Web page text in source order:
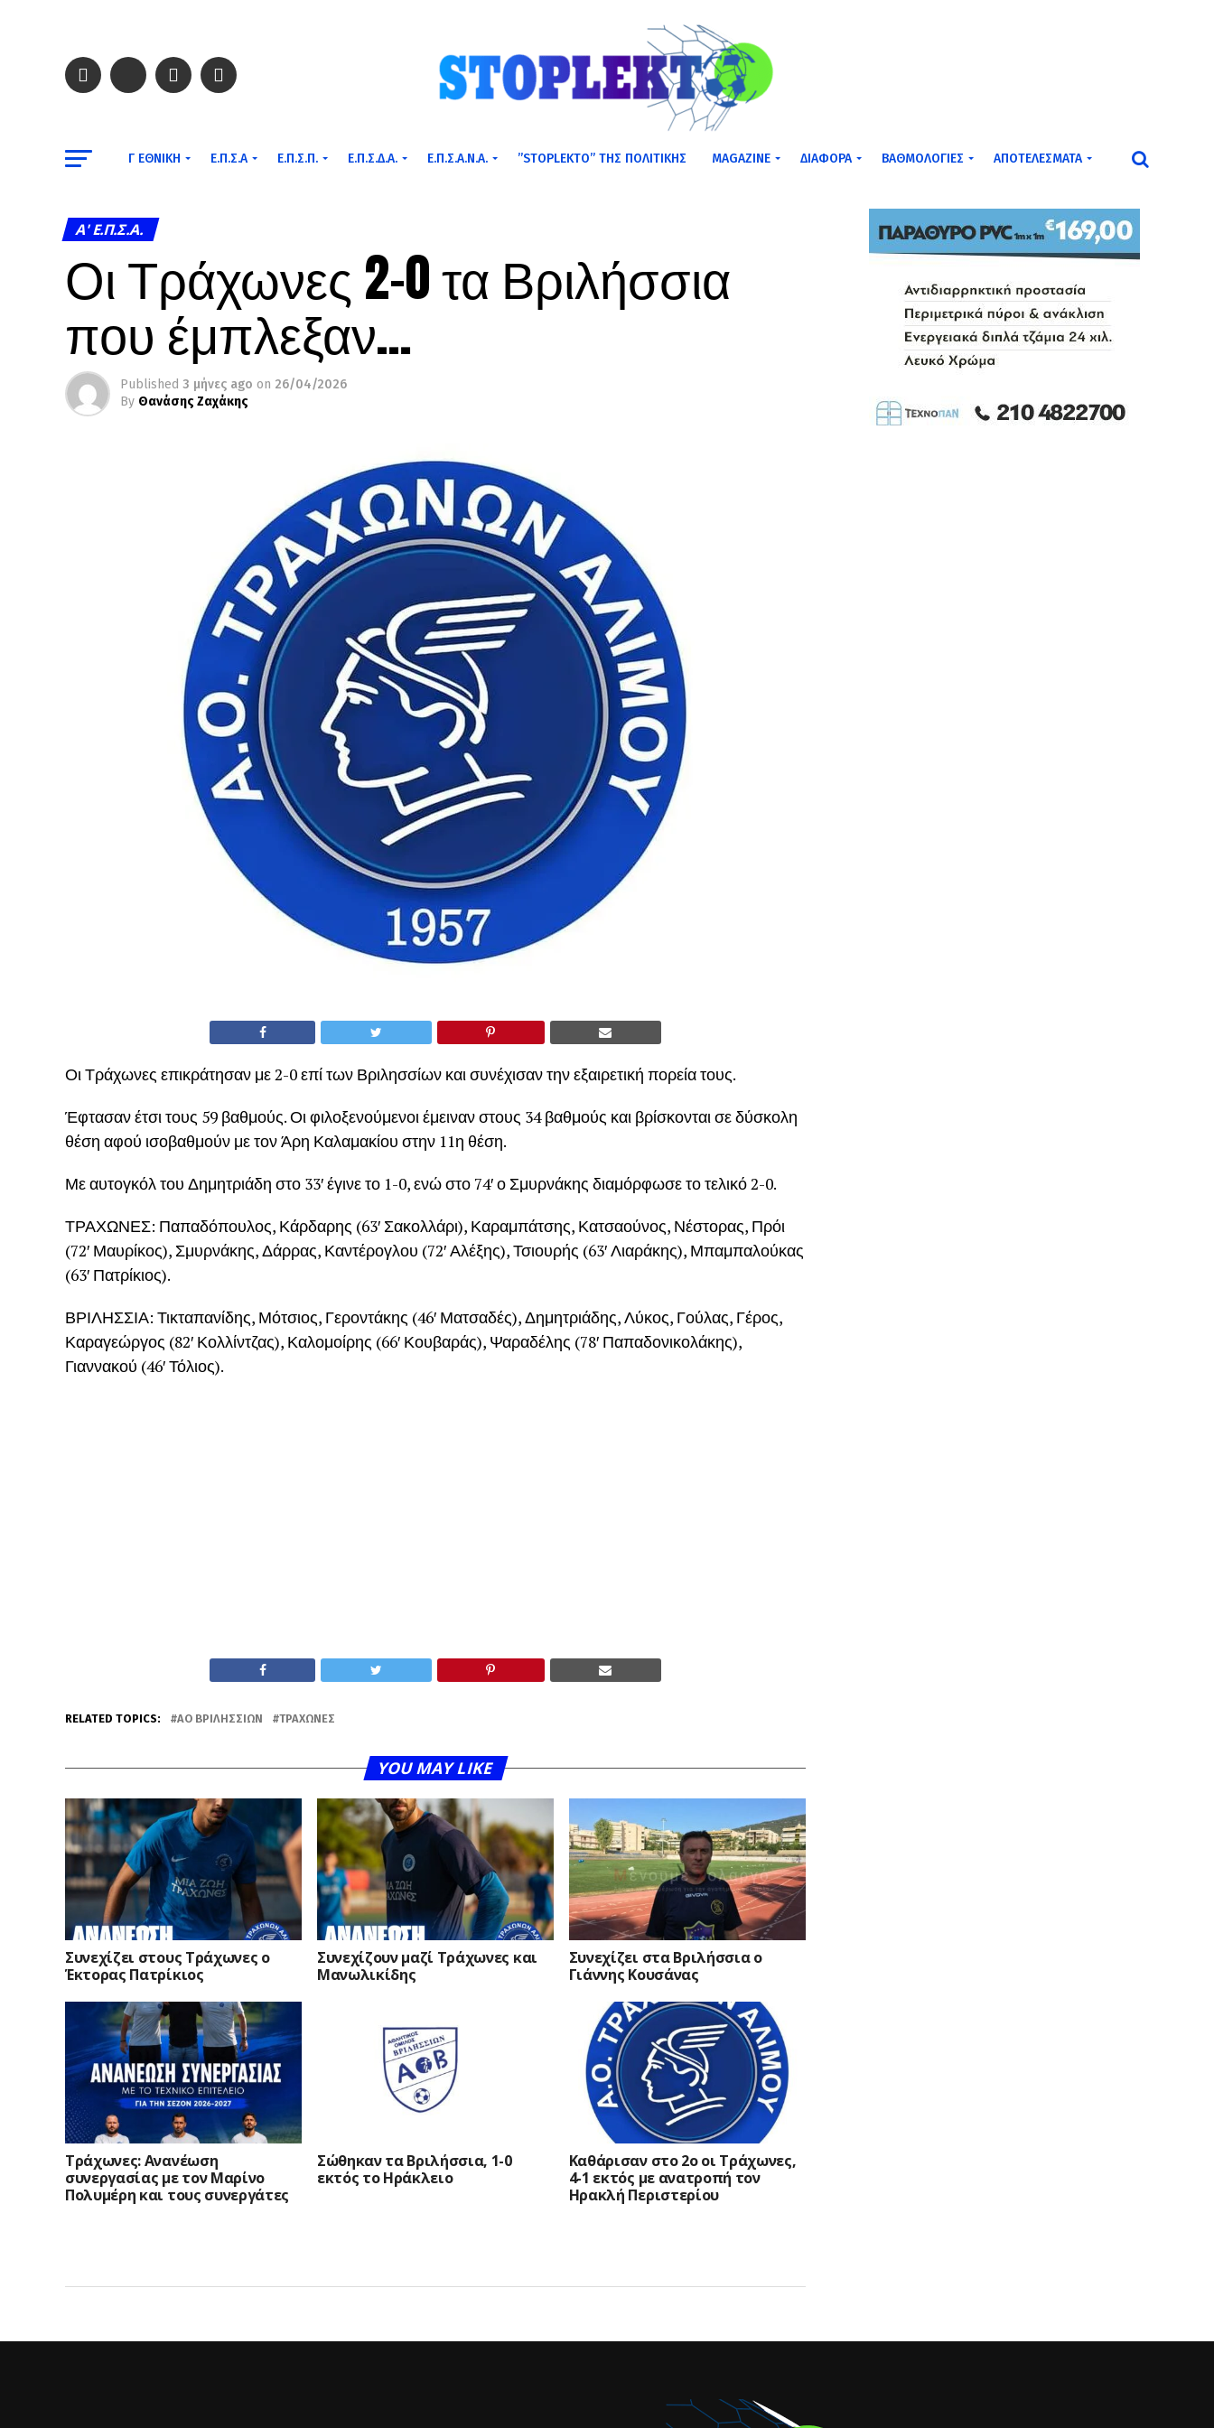
Γ ΕΘΝΙΚΉ Ε.Π.Σ.Α Ε.Π.Σ.Π. Ε.Π.Σ.Δ.Α. Ε.Π.Σ.Α.Ν.Α. ”STOPLEKTO” ΤΗΣ ΠΟΛΙΤΙΚΗΣ MAGAZINE ΔΙΆΦΟΡΑ ΒΑΘΜΟΛΟΓΊΕΣ ΑΠΟΤΕΛΈΣΜΑΤΑ
A' Ε.Π.Σ.Α.
Οι Τράχωνες 2-0 τα Βριλήσσια
που έμπλεξαν…
Published 3 μήνες ago on 26/04/2026
By Θανάσης Ζαχάκης
Οι Τράχωνες επικράτησαν με 2-0 επί των Βριλησσίων και συνέχισαν την εξαιρετική πορεία τους.
Έφτασαν έτσι τους 59 βαθμούς. Οι φιλοξενούμενοι έμειναν στους 34 βαθμούς και βρίσκονται σε δύσκολη
θέση αφού ισοβαθμούν με τον Άρη Καλαμακίου στην 11η θέση.
Με αυτογκόλ του Δημητριάδη στο 33′ έγινε το 1-0, ενώ στο 74′ ο Σμυρνάκης διαμόρφωσε το τελικό 2-0.
ΤΡΑΧΩΝΕΣ: Παπαδόπουλος, Κάρδαρης (63′ Σακολλάρι), Καραμπάτσης, Κατσαούνος, Νέστορας, Πρόι
(72′ Μαυρίκος), Σμυρνάκης, Δάρρας, Καντέρογλου (72′ Αλέξης), Τσιουρής (63′ Λιαράκης), Μπαμπαλούκας
(63′ Πατρίκιος).
ΒΡΙΛΗΣΣΙΑ: Τικταπανίδης, Μότσιος, Γεροντάκης (46′ Ματσαδές), Δημητριάδης, Λύκος, Γούλας, Γέρος,
Καραγεώργος (82′ Κολλίντζας), Καλομοίρης (66′ Κουβαράς), Ψαραδέλης (78′ Παπαδονικολάκης),
Γιαννακού (46′ Τόλιος).
RELATED TOPICS: ΑΟ ΒΡΙΛΗΣΣΊΩΝ ΤΡΆΧΩΝΕΣ
YOU MAY LIKE
Συνεχίζει στους Τράχωνες ο
Έκτορας Πατρίκιος
Συνεχίζουν μαζί Τράχωνες και
Μανωλικίδης
Συνεχίζει στα Βριλήσσια ο
Γιάννης Κουσάνας
Τράχωνες: Ανανέωση
συνεργασίας με τον Μαρίνο
Πολυμέρη και τους συνεργάτες
Σώθηκαν τα Βριλήσσια, 1-0
εκτός το Ηράκλειο
Καθάρισαν στο 2ο οι Τράχωνες,
4-1 εκτός με ανατροπή τον
Ηρακλή Περιστερίου